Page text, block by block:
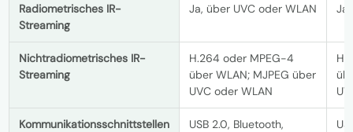
Radiometrisches IR-
Streaming
Ja, über UVC oder WLAN
Nichtradiometrisches IR-
Streaming
H.264 oder MPEG-4
über WLAN; MJPEG über
UVC oder WLAN
Kommunikationsschnittstellen
USB 2.0, Bluetooth,